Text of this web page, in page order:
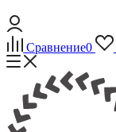
Сравнение0